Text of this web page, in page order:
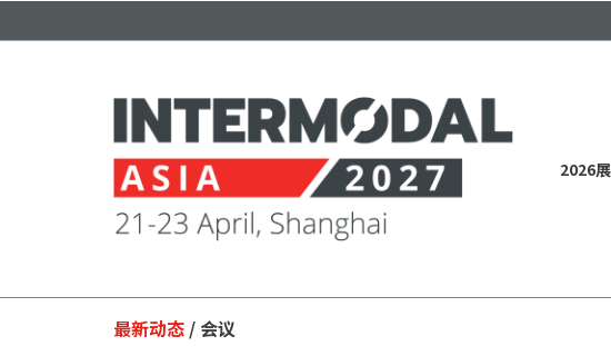
2026
最新动态 / 会议